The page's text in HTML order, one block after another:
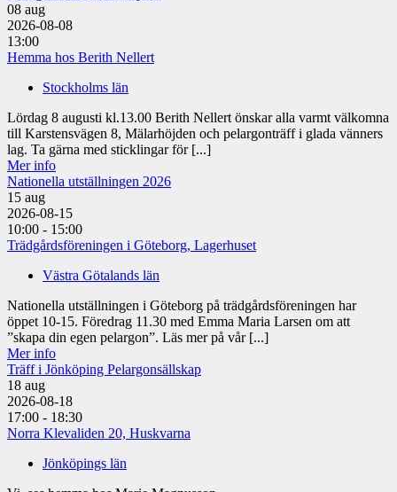
08 aug
2026-08-08
13:00
Hemma hos Berith Nellert
Stockholms län
Lördag 8 augusti kl.13.00 Berith Nellert önskar alla varmt välkomna
till Karstensvägen 8, Mälarhöjden och pelargonträff i glada vänners
lag. Ta gärna med sticklingar för [...]
Mer info
Nationella utställningen 2026
15 aug
2026-08-15
10:00 - 15:00
Trädgårdsföreningen i Göteborg, Lagerhuset
Västra Götalands län
Nationella utställningen i Göteborg på trädgårdsföreningen har
öppet 10-15. Föredrag 11.30 med Emma Maria Larsen om att
”skapa din egen pelargon”. Läs mer på vår [...]
Mer info
Träff i Jönköping Pelargonsällskap
18 aug
2026-08-18
17:00 - 18:30
Norra Klevaliden 20, Huskvarna
Jönköpings län